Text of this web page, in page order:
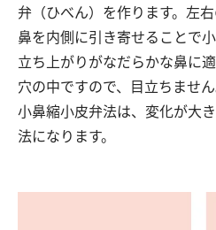
弁（ひべん）を作ります。左
鼻を内側に引き寄せることで
立ち上がりがなだらかな鼻に
穴の中ですので、目立ちません
小鼻縮小皮弁法は、変化が大
法になります。